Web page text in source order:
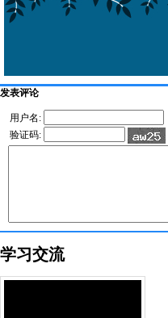
发表评论
用户名:
验证码:
学习交流